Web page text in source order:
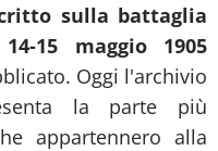
sulla battaglia
15 maggio 1905
Oggi l'archivio
la parte più
appartennero alla